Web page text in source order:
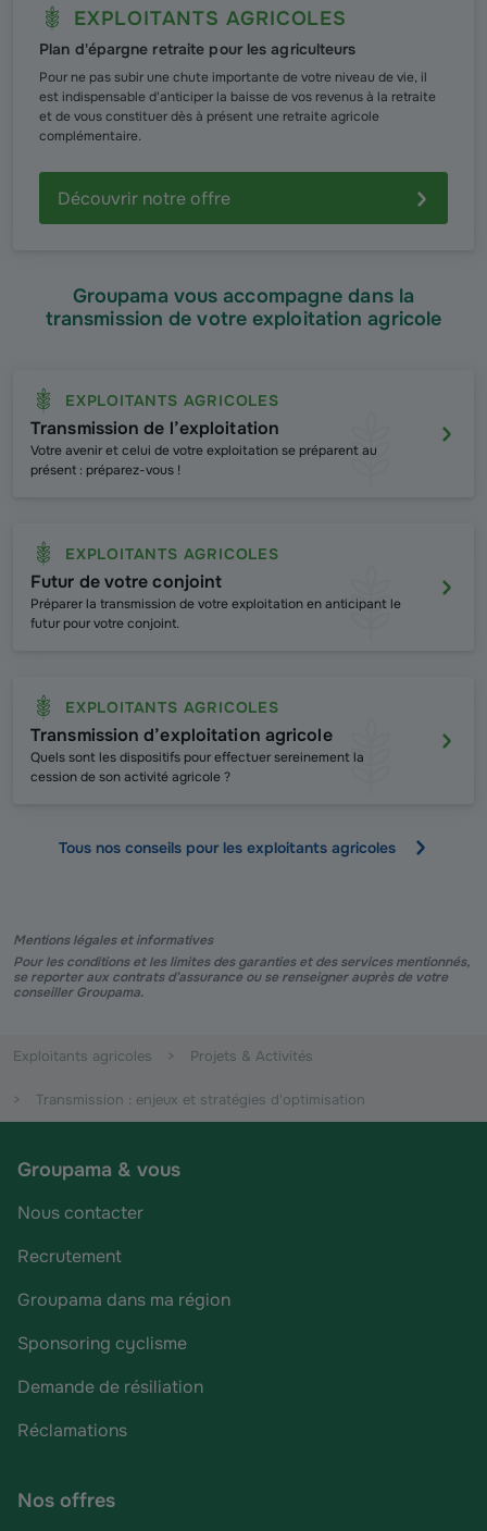
EXPLOITANTS AGRICOLES
Plan d'épargne retraite pour les agriculteurs
Pour ne pas subir une chute importante de votre niveau de vie, il
est indispensable d'anticiper la baisse de vos revenus à la retraite
et de vous constituer dès à présent une retraite agricole
complémentaire.
Découvrir notre offre
Groupama vous accompagne dans la
transmission de votre exploitation agricole
EXPLOITANTS AGRICOLES
Transmission de l’exploitation
Votre avenir et celui de votre exploitation se préparent au
présent : préparez-vous !
EXPLOITANTS AGRICOLES
Futur de votre conjoint
Préparer la transmission de votre exploitation en anticipant le
futur pour votre conjoint.
EXPLOITANTS AGRICOLES
Transmission d’exploitation agricole
Quels sont les dispositifs pour effectuer sereinement la
cession de son activité agricole ?
Tous nos conseils pour les exploitants agricoles
Mentions légales et informatives
Pour les conditions et les limites des garanties et des services mentionnés,
se reporter aux contrats d’assurance ou se renseigner auprès de votre
conseiller Groupama.
Exploitants agricoles Projets & Activités
Transmission : enjeux et stratégies d'optimisation
Groupama & vous
Nous contacter
Recrutement
Groupama dans ma région
Sponsoring cyclisme
Demande de résiliation
Réclamations
Nos offres